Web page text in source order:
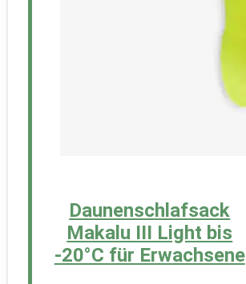
Daunenschlafsack
Makalu III Light bis
-20°C für Erwachsene